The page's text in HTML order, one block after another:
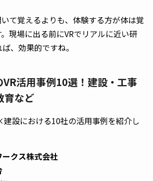
て覚えるよりも、体験する方が体は覚
現場に出る前にVRでリアルに近い研
、効果的ですね。
活用事例10選！建設・工事
育など
設における10社の活用事例を紹介し
クス株式会社